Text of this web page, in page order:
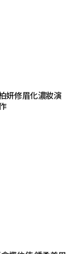
妍修眉化濃妝演